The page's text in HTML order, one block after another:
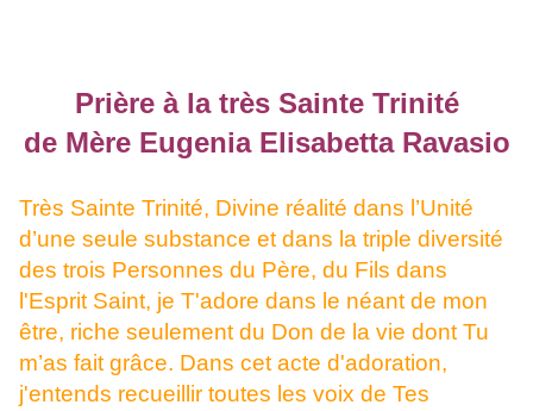
Prière à la très Sainte Trinité
de Mère Eugenia Elisabetta Ravasio
Très Sainte Trinité, Divine réalité dans l’Unité
d’une seule substance et dans la triple diversité
des trois Personnes du Père, du Fils dans
l'Esprit Saint, je T'adore dans le néant de mon
être, riche seulement du Don de la vie dont Tu
m’as fait grâce. Dans cet acte d'adoration,
j'entends recueillir toutes les voix de Tes